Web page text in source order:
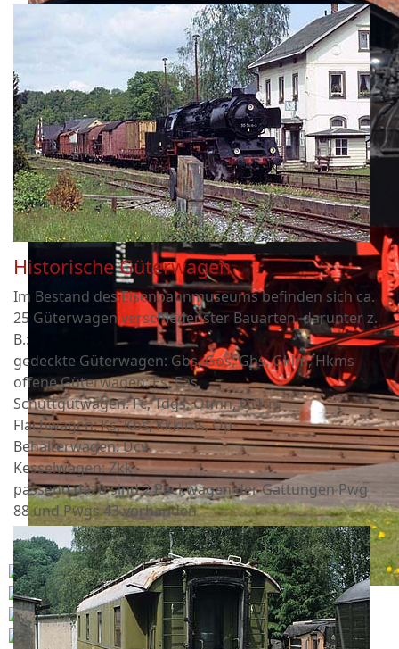
Historische Güterwagen
Im Bestand des Eisenbahnmuseums befinden sich ca.
25 Güterwagen verschiedenster Bauarten, darunter z.
B.:
gedeckte Güterwagen: Gbs, Gos, Ghs, Gklm, Hkms
offene Güterwagen: Es, Eas
Schüttgutwagen: Fc, Tdgs, Otmn, OOtm
Flachwagen: Ks, Kbs, Kkklms, Op
Behälterwagen: Ucv
Kesselwagen: Zkk
passend dazu sind 2 Packwagen der Gattungen Pwg
88 und Pwgs 43 vorhanden